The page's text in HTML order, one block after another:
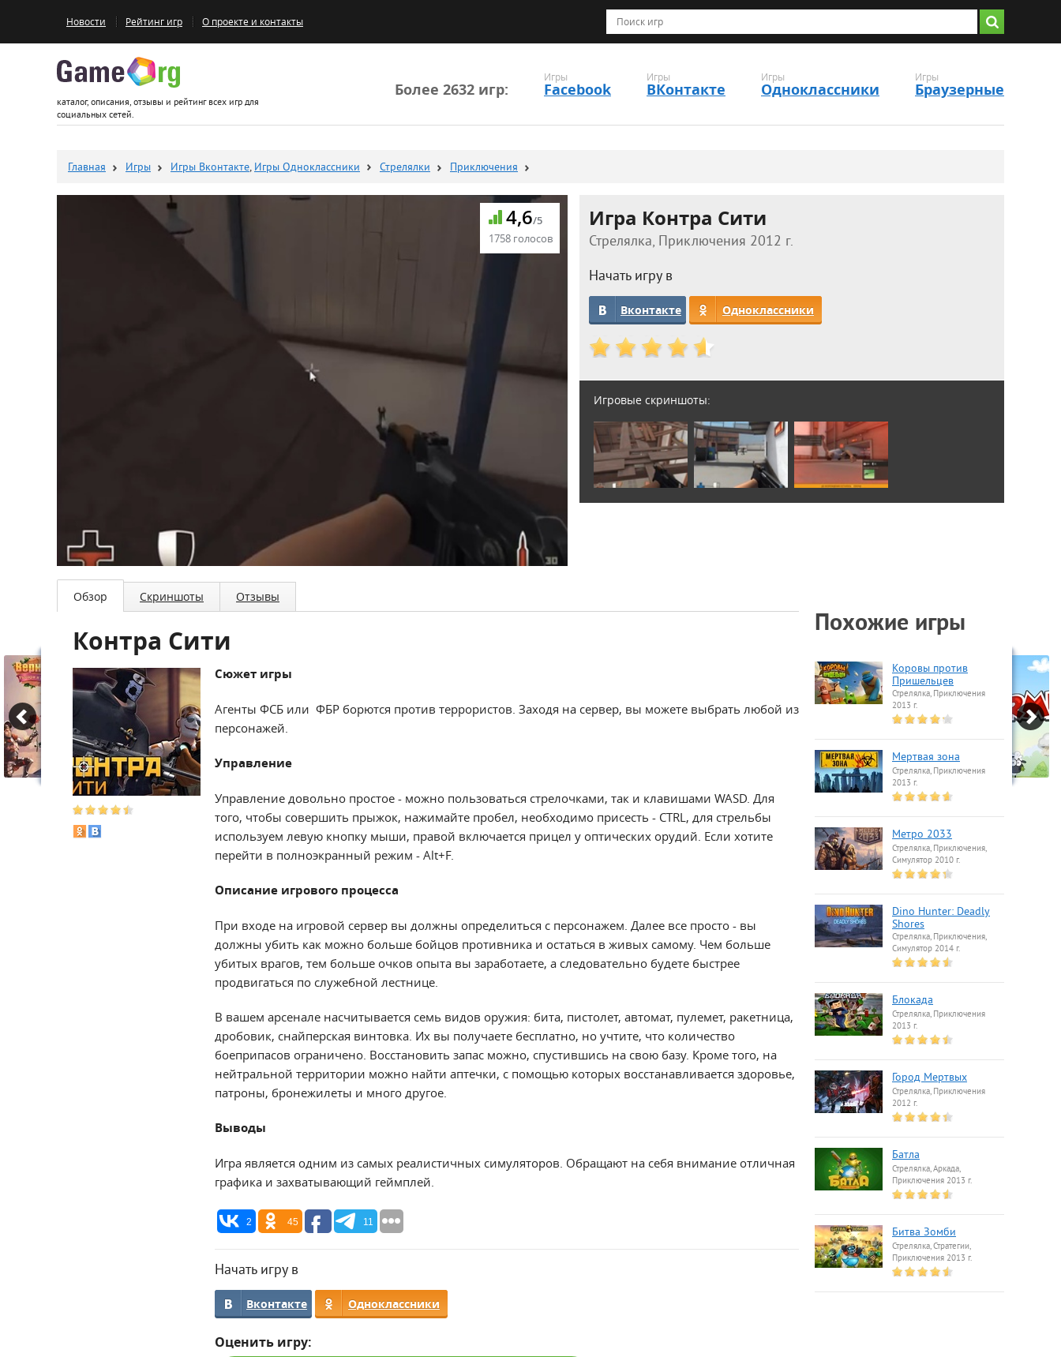
Новости Рейтинг игр О проекте и контакты
Более 2632 игр:
Игры
Facebook
Игры
ВКонтакте
Игры
Одноклассники
Игры
Браузерные
каталог, описания, отзывы и рейтинг всех игр для
социальных сетей.
Главная Игры Игры Вконтакте, Игры Одноклассники Стрелялки Приключения
4,6/5
1758 голосов
Игра Контра Сити
Стрелялка, Приключения 2012 г.
Начать игру в
Вконтакте Одноклассники
Игровые скриншоты:
Обзор Скриншоты Отзывы
Контра Сити
Сюжет игры
Агенты ФСБ или ФБР борются против террористов. Заходя на сервер, вы можете выбрать любой из
персонажей.
Управление
Управление довольно простое - можно пользоваться стрелочками, так и клавишами WASD. Для
того, чтобы совершить прыжок, нажимайте пробел, необходимо присесть - CTRL, для стрельбы
используем левую кнопку мыши, правой включается прицел у оптических орудий. Если хотите
перейти в полноэкранный режим - Alt+F.
Описание игрового процесса
При входе на игровой сервер вы должны определиться с персонажем. Далее все просто - вы
должны убить как можно больше бойцов противника и остаться в живых самому. Чем больше
убитых врагов, тем больше очков опыта вы заработаете, а следовательно будете быстрее
продвигаться по служебной лестнице.
В вашем арсенале насчитывается семь видов оружия: бита, пистолет, автомат, пулемет, ракетница,
дробовик, снайперская винтовка. Их вы получаете бесплатно, но учтите, что количество
боеприпасов ограничено. Восстановить запас можно, спустившись на свою базу. Кроме того, на
нейтральной территории можно найти аптечки, с помощью которых восстанавливается здоровье,
патроны, бронежилеты и много другое.
Выводы
Игра является одним из самых реалистичных симуляторов. Обращают на себя внимание отличная
графика и захватывающий геймплей.
2 45 11
Начать игру в
Вконтакте Одноклассники
Оценить игру:
Похожие игры
Коровы против
Пришельцев
Стрелялка, Приключения
2013 г.
Мертвая зона
Стрелялка, Приключения
2013 г.
Метро 2033
Стрелялка, Приключения,
Симулятор 2010 г.
Dino Hunter: Deadly
Shores
Стрелялка, Приключения,
Симулятор 2014 г.
Блокада
Стрелялка, Приключения
2013 г.
Город Мертвых
Стрелялка, Приключения
2012 г.
Батла
Стрелялка, Аркада,
Приключения 2013 г.
Битва Зомби
Стрелялка, Стратегии,
Приключения 2013 г.